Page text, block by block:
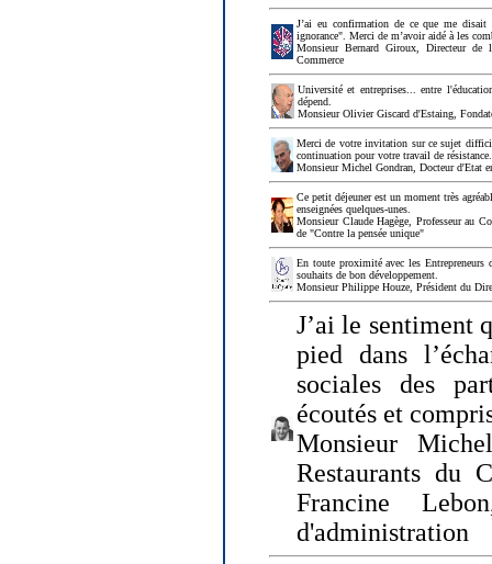
J’ai eu confirmation de ce que me disait
ignorance". Merci de m’avoir aidé à les
Monsieur Bernard Giroux, Directeur de
Commerce
Université et entreprises... entre
dépend.
Monsieur Olivier Giscard d'Estaing,
Merci de votre invitation sur ce sujet
continuation pour votre travail de
Monsieur Michel Gondran, Docteur d'Etat
Ce petit déjeuner est un moment très
enseignées quelques-unes.
Monsieur Claude Hagège, Professeur au
de "Contre la pensée unique"
En toute proximité avec les
souhaits de bon développement.
Monsieur Philippe Houze, Président du
J’ai le sentiment
pied dans
sociales des
écoutés et
Monsieur
Restaurants du
Francine
d'administration